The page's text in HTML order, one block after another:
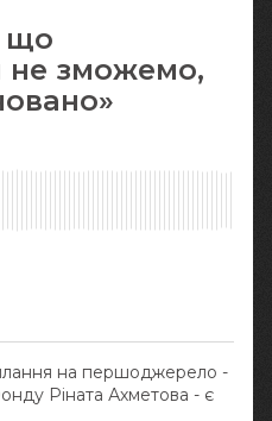
що
не зможемо,
на першоджерело -
Ріната Ахметова - є